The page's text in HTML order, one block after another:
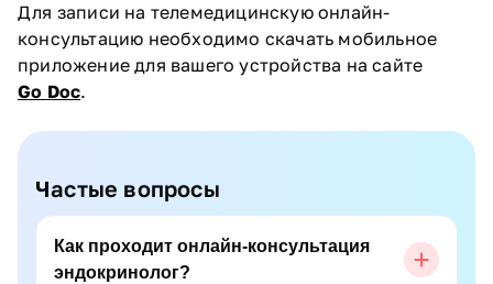
Для записи на телемедицинскую онлайн-
консультацию необходимо скачать мобильное
приложение для вашего устройства на сайте
Go Doc.
Частые вопросы
Как проходит онлайн-консультация
эндокринолог?